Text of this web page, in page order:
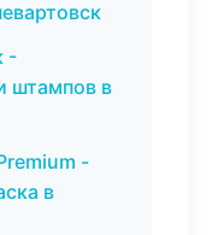
-
штампов в
-
в